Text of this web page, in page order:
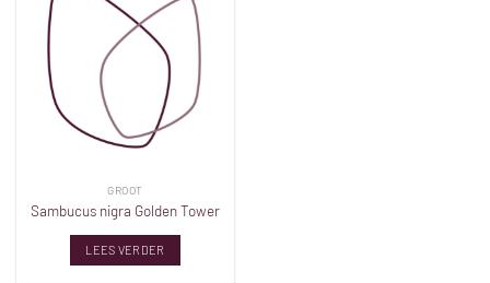
Toevoegen
aan
verlanglijst
GROOT
Sambucus nigra Golden Tower
LEES VERDER